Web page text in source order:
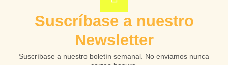
Suscríbase a nuestro
Newsletter
Suscríbase a nuestro boletín semanal. No enviamos nunca